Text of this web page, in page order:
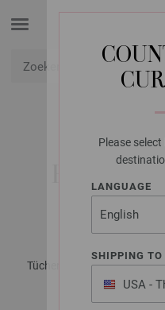
Please
LANGUAGE
SHIPPING TO
USA -
of America
Tücher & Co. No. 9 -